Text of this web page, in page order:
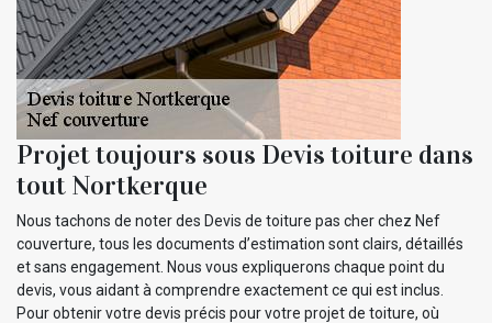
Projet toujours sous Devis toiture dans
tout Nortkerque
Nous tachons de noter des Devis de toiture pas cher chez Nef
couverture, tous les documents d’estimation sont clairs, détaillés
et sans engagement. Nous vous expliquerons chaque point du
devis, vous aidant à comprendre exactement ce qui est inclus.
Pour obtenir votre devis précis pour votre projet de toiture, où